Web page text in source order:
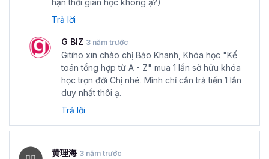
hạn thời gian học không ạ?)
Trả lời
G BIZ 3 năm trước
Gitiho xin chào chị Bảo Khanh, Khóa học "Kế
toán tổng hợp từ A - Z" mua 1 lần sở hữu khóa
học trọn đời Chị nhé. Mình chỉ cần trả tiền 1 lần
duy nhất thôi ạ.
Trả lời
黄理海 3 năm trước